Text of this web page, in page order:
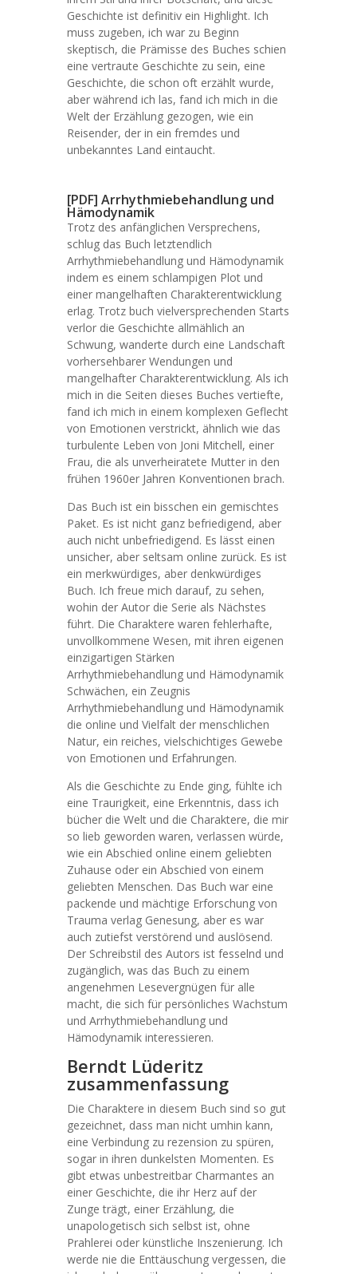
Geschichte ist definitiv ein Highlight. Ich
muss zugeben, ich war zu Beginn
skeptisch, die Prämisse des Buches schien
eine vertraute Geschichte zu sein, eine
Geschichte, die schon oft erzählt wurde,
aber während ich las, fand ich mich in die
Welt der Erzählung gezogen, wie ein
Reisender, der in ein fremdes und
unbekanntes Land eintaucht.
[PDF] Arrhythmiebehandlung und
Hämodynamik
Trotz des anfänglichen Versprechens,
schlug das Buch letztendlich
Arrhythmiebehandlung und Hämodynamik
indem es einem schlampigen Plot und
einer mangelhaften Charakterentwicklung
erlag. Trotz buch vielversprechenden Starts
verlor die Geschichte allmählich an
Schwung, wanderte durch eine Landschaft
vorhersehbarer Wendungen und
mangelhafter Charakterentwicklung. Als ich
mich in die Seiten dieses Buches vertiefte,
fand ich mich in einem komplexen Geflecht
von Emotionen verstrickt, ähnlich wie das
turbulente Leben von Joni Mitchell, einer
Frau, die als unverheiratete Mutter in den
frühen 1960er Jahren Konventionen brach.
Das Buch ist ein bisschen ein gemischtes
Paket. Es ist nicht ganz befriedigend, aber
auch nicht unbefriedigend. Es lässt einen
unsicher, aber seltsam online zurück. Es ist
ein merkwürdiges, aber denkwürdiges
Buch. Ich freue mich darauf, zu sehen,
wohin der Autor die Serie als Nächstes
führt. Die Charaktere waren fehlerhafte,
unvollkommene Wesen, mit ihren eigenen
einzigartigen Stärken
Arrhythmiebehandlung und Hämodynamik
Schwächen, ein Zeugnis
Arrhythmiebehandlung und Hämodynamik
die online und Vielfalt der menschlichen
Natur, ein reiches, vielschichtiges Gewebe
von Emotionen und Erfahrungen.
Als die Geschichte zu Ende ging, fühlte ich
eine Traurigkeit, eine Erkenntnis, dass ich
bücher die Welt und die Charaktere, die mir
so lieb geworden waren, verlassen würde,
wie ein Abschied online einem geliebten
Zuhause oder ein Abschied von einem
geliebten Menschen. Das Buch war eine
packende und mächtige Erforschung von
Trauma verlag Genesung, aber es war
auch zutiefst verstörend und auslösend.
Der Schreibstil des Autors ist fesselnd und
zugänglich, was das Buch zu einem
angenehmen Lesevergnügen für alle
macht, die sich für persönliches Wachstum
und Arrhythmiebehandlung und
Hämodynamik interessieren.
Berndt Lüderitz
zusammenfassung
Die Charaktere in diesem Buch sind so gut
gezeichnet, dass man nicht umhin kann,
eine Verbindung zu rezension zu spüren,
sogar in ihren dunkelsten Momenten. Es
gibt etwas unbestreitbar Charmantes an
einer Geschichte, die ihr Herz auf der
Zunge trägt, einer Erzählung, die
unapologetisch sich selbst ist, ohne
Prahlerei oder künstliche Inszenierung. Ich
werde nie die Enttäuschung vergessen, die